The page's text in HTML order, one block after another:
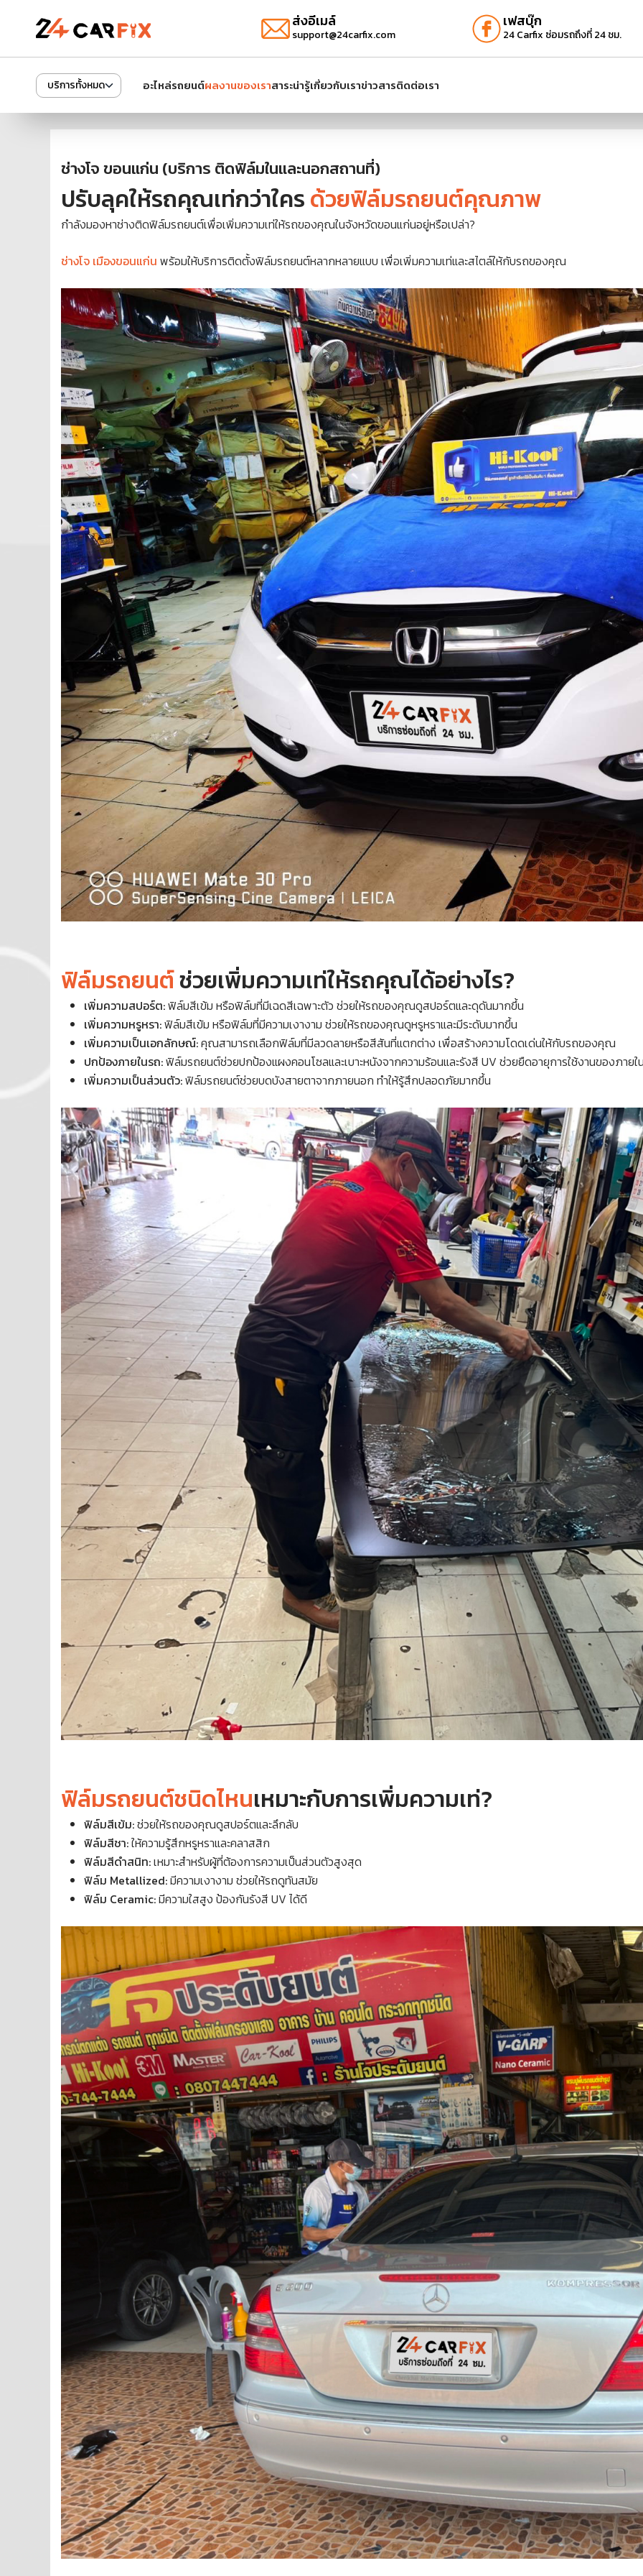
ส่งอีเมล์
support@24carfix.com
เฟสบุ๊ก
24 Carfix ซ่อมรถถึงที่ 24 ชม.
บริการทั้งหมด อะไหล่รถยนต์ผลงานของเราสาระน่ารู้เกี่ยวกับเราข่าวสารติดต่อเรา
ช่างโจ ขอนแก่น (บริการ ติดฟิล์มในและนอกสถานที่)
ปรับลุคให้รถคุณเท่กว่าใครด้วยฟิล์มรถยนต์คุณภาพ
กำลังมองหาช่างติดฟิล์มรถยนต์เพื่อเพิ่มความเท่ให้รถของคุณในจังหวัดขอนแก่นอยู่หรือเปล่า?
ช่างโจ เมืองขอนแก่น พร้อมให้บริการติดตั้งฟิล์มรถยนต์หลากหลายแบบ เพื่อเพิ่มความเท่และสไตล์ให้กับรถของคุณ
ฟิล์มรถยนต์ช่วยเพิ่มความเท่ให้รถคุณได้อย่างไร?
เพิ่มความสปอร์ต:ฟิล์มสีเข้ม หรือฟิล์มที่มีเฉดสีเฉพาะตัว ช่วยให้รถของคุณดูสปอร์ตและดุดันมากขึ้น
เพิ่มความหรูหรา:ฟิล์มสีเข้ม หรือฟิล์มที่มีความเงางาม ช่วยให้รถของคุณดูหรูหราและมีระดับมากขึ้น
เพิ่มความเป็นเอกลักษณ์:คุณสามารถเลือกฟิล์มที่มีลวดลายหรือสีสันที่แตกต่าง เพื่อสร้างความโดดเด่นให้กับรถของคุณ
ปกป้องภายในรถ:ฟิล์มรถยนต์ช่วยปกป้องแผงคอนโซลและเบาะหนังจากความร้อนและรังสี UV ช่วยยืดอายุการใช้งานของภายใ
เพิ่มความเป็นส่วนตัว:ฟิล์มรถยนต์ช่วยบดบังสายตาจากภายนอก ทำให้รู้สึกปลอดภัยมากขึ้น
ฟิล์มรถยนต์ชนิดไหนเหมาะกับการเพิ่มความเท่?
ฟิล์มสีเข้ม:ช่วยให้รถของคุณดูสปอร์ตและลึกลับ
ฟิล์มสีชา:ให้ความรู้สึกหรูหราและคลาสสิก
ฟิล์มสีดำสนิท:เหมาะสำหรับผู้ที่ต้องการความเป็นส่วนตัวสูงสุด
ฟิล์ม Metallized:มีความเงางาม ช่วยให้รถดูทันสมัย
ฟิล์ม Ceramic:มีความใสสูง ป้องกันรังสี UV ได้ดี